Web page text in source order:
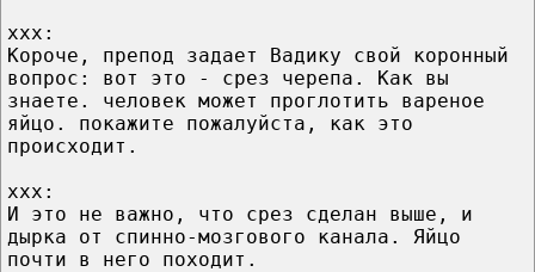
ххх:
Короче, препод задает Вадику свой коронный
вопрос: вот это - срез черепа. Как вы
знаете. человек может проглотить вареное
яйцо. покажите пожалуйста, как это
происходит.
ххх:
И это не важно, что срез сделан выше, и
дырка от спинно-мозгового канала. Яйцо
почти в него походит.